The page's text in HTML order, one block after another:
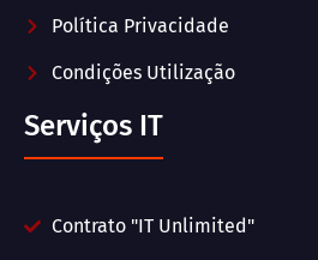
Política Privacidade
Condições Utilização
Serviços IT
Contrato "IT Unlimited"